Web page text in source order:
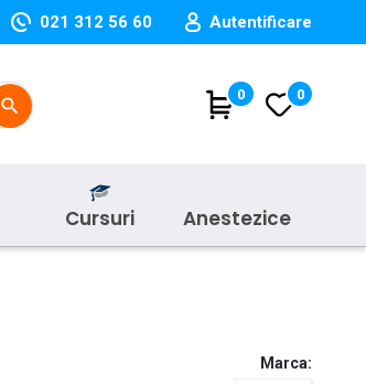
021 312 56 60 Autentificare
search
0) 0
Cursuri Anestezice
Marca: